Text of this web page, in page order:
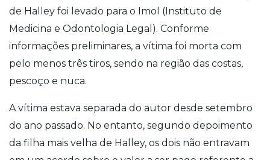
de Halley foi levado para o Imol (Instituto de
Medicina e Odontologia Legal). Conforme
informações preliminares, a vítima foi morta com
pelo menos três tiros, sendo na região das costas,
pescoço e nuca.
A vítima estava separada do autor desde setembro
do ano passado. No entanto, segundo depoimento
da filha mais velha de Halley, os dois não entravam